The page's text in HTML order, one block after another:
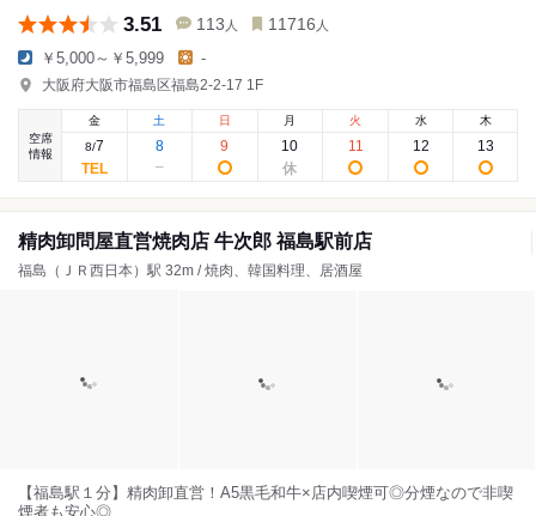
3.51 113 人 11716 人
￥5,000～￥5,999 -
大阪府大阪市福島区福島2-2-17 1F
空席
情報
金
8/7
土
8
日
9
月
10
火
11
水
12
木
13
精肉卸問屋直営焼肉店 牛次郎 福島駅前店
福島（ＪＲ西日本）駅 32m / 焼肉、韓国料理、居酒屋
【福島駅１分】精肉卸直営！A5黒毛和牛×店内喫煙可◎分煙なので非喫
煙者も安心◎